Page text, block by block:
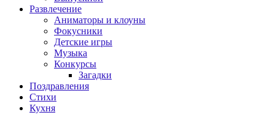
Развлечение
Аниматоры и клоуны
Фокусники
Детские игры
Музыка
Конкурсы
Загадки
Поздравления
Стихи
Кухня